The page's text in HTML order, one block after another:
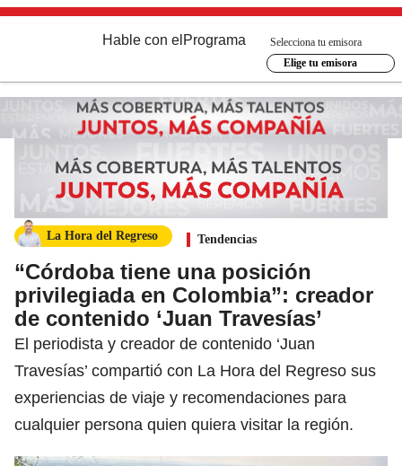
Hable con el Programa
Selecciona tu emisora
Elige tu emisora
La Hora del Regreso Tendencias
“Córdoba tiene una posición
privilegiada en Colombia”: creador
de contenido ‘Juan Travesías’
El periodista y creador de contenido ‘Juan
Travesías’ compartió con La Hora del Regreso sus
experiencias de viaje y recomendaciones para
cualquier persona quien quiera visitar la región.